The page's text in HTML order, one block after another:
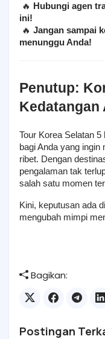
🔥 Hubungi agen
ini!
🔥 Jangan sampai
menunggu Anda!
Penutup:
Kedatangan
Tour Korea Selatan
bagi Anda yang ingin
ribet. Dengan
pengalaman tak
salah satu momen
Kini, keputusan ada
mengubah mimpi
Bagikan:
Postingan